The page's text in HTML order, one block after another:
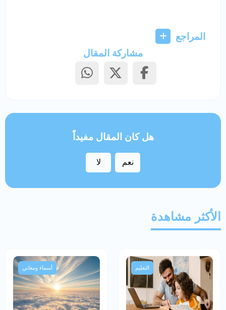
المراجع
مشاركة المقال
هل كان المقال مفيداً
نعم لا
الأكثر مشاهدة
التعليم أسماء ومعاني